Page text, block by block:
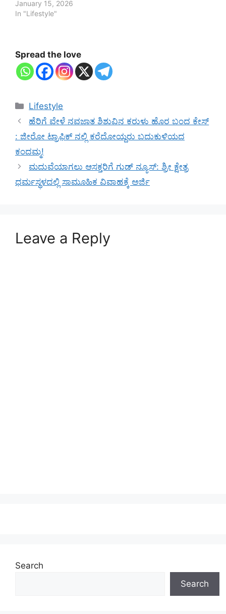
January 15, 2026
In "Lifestyle"
Spread the love
Categories
Lifestyle
ಹೆರಿಗೆ ವೇಳೆ ನವಜಾತ ಶಿಶುವಿನ ಕರುಳು ಹೊರ ಬಂದ ಕೇಸ್
: ಜೀರೋ ಟ್ರಾಫಿಕ್ ನಲ್ಲಿ ಕರೆದೋಯ್ದರು ಬದುಕುಳಿಯದ
ಕಂದಮ್ಮ!
ಮದುವೆಯಾಗಲು ಆಸಕ್ತರಿಗೆ ಗುಡ್ ನ್ಯೂಸ್: ಶ್ರೀ ಕ್ಷೇತ್ರ
ಧರ್ಮಸ್ಥಳದಲ್ಲಿ ಸಾಮೂಹಿಕ ವಿವಾಹಕ್ಕೆ ಅರ್ಜಿ
Leave a Reply
Search
Search